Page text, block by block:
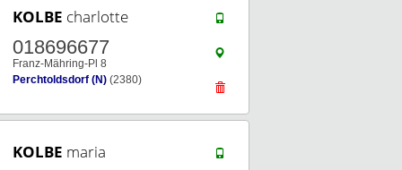
KOLBE charlotte
018696677
Franz-Mähring-Pl 8
Perchtoldsdorf (N) (2380)
KOLBE maria